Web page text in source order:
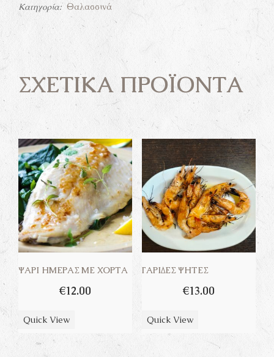
Κατηγορία: Θαλασσινά
ΣΧΕΤΙΚΆ ΠΡΟΪΌΝΤΑ
ΨΆΡΙ ΗΜΈΡΑΣ ΜΕ ΧΌΡΤΑ
€12.00
Quick View
ΓΑΡΊΔΕΣ ΨΗΤΈΣ
€13.00
Quick View